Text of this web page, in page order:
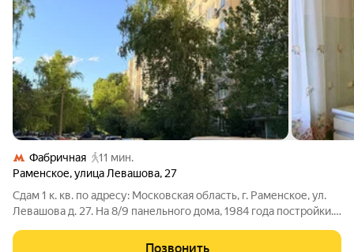
Фабричная
11 мин.
Раменское,улица Левашова, 27
Сдам 1 к. кв. по адресу: Московская область, г. Раменское, ул.
Левашова д. 27. На 8/9 панельного дома, 1984 года постройки.
квартиры 32 кв.м., кухня 7 кв.м, комната 17 кв.м., с/у
Позвонить